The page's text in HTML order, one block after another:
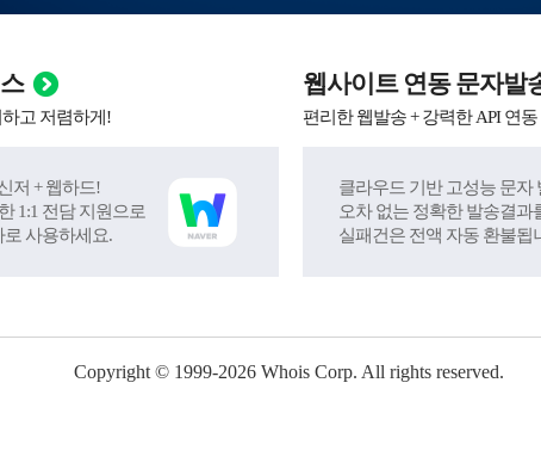
고 저렴하게!
저 + 웹하드!
1:1 전담 지원으로
로 사용하세요.
웹사이트 연동 문자발
편리한 웹발송 + 강력한 API 연동
클라우드 기반 고성능 문자
오차 없는 정확한 발송결과
실패건은 전액 자동 환불됩
Copyright © 1999-2026Whois Corp. All rights reserved.